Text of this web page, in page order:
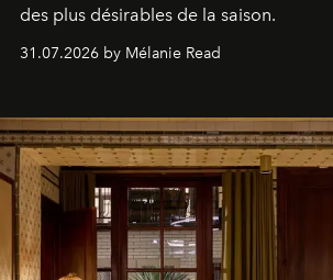
des plus désirables de la saison.
31.07.2026 by Mélanie Read